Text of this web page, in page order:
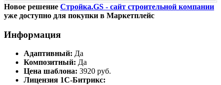
Новое решение Стройка.GS - сайт строительной компании
уже доступно для покупки в Маркетплейс
Информация
Адаптивный: Да
Композитный: Да
Цена шаблона: 3920 руб.
Лицензия 1С-Битрикс: